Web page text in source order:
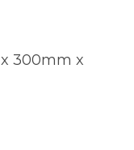
300mm x